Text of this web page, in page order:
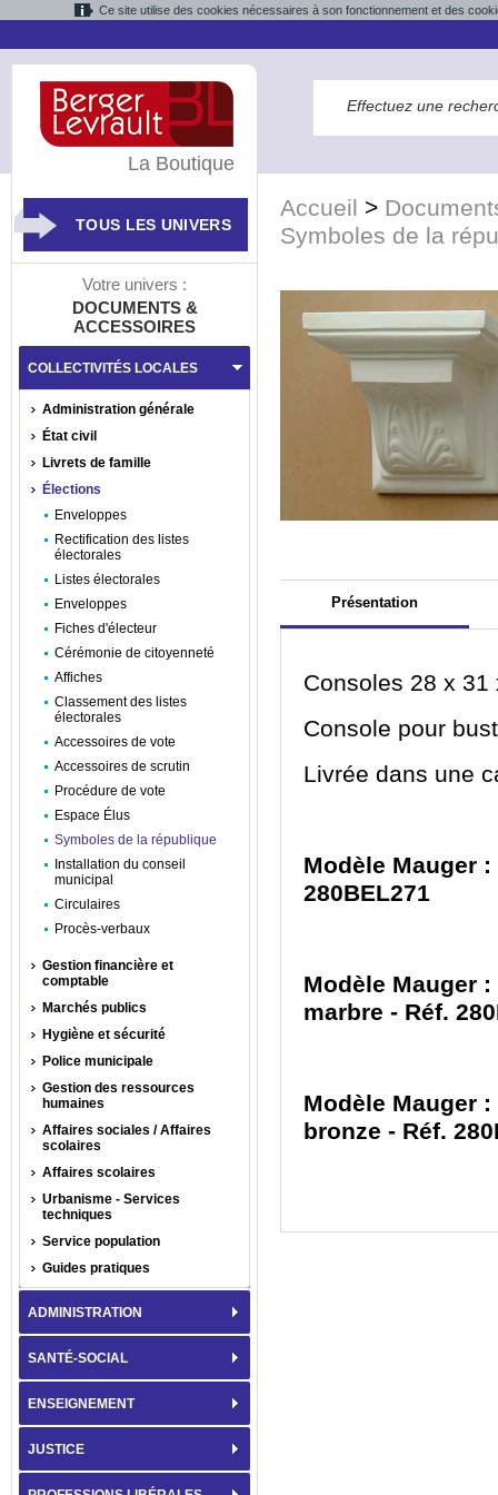
Ce site utilise des cookies nécessaires à son fonctionnement et des
Accueil >
Symboles de la
Présentation
Consoles 28 x
Console pour
Livrée dans une
Modèle Mauger
280BEL271
Modèle Mauger
marbre - Réf.
Modèle Mauger
bronze - Réf.
La Boutique
TOUS LES UNIVERS
Votre univers :
DOCUMENTS &
ACCESSOIRES
COLLECTIVITÉS LOCALES
Administration générale
État civil
Livrets de famille
Élections
Enveloppes
Rectification des listes
électorales
Listes électorales
Enveloppes
Fiches d'électeur
Cérémonie de citoyenneté
Affiches
Classement des listes
électorales
Accessoires de vote
Accessoires de scrutin
Procédure de vote
Espace Élus
Symboles de la république
Installation du conseil
municipal
Circulaires
Procès-verbaux
Gestion financière et
comptable
Marchés publics
Hygiène et sécurité
Police municipale
Gestion des ressources
humaines
Affaires sociales / Affaires
scolaires
Affaires scolaires
Urbanisme - Services
techniques
Service population
Guides pratiques
ADMINISTRATION
SANTÉ-SOCIAL
ENSEIGNEMENT
JUSTICE